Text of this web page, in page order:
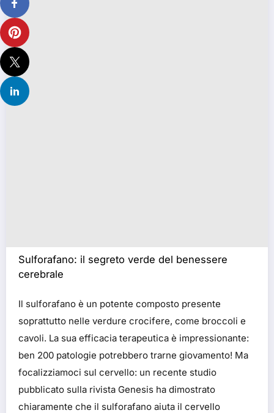
Sulforafano: il segreto verde del benessere
cerebrale
Il sulforafano è un potente composto presente
soprattutto nelle verdure crocifere, come broccoli e
cavoli. La sua efficacia terapeutica è impressionante:
ben 200 patologie potrebbero trarne giovamento! Ma
focalizziamoci sul cervello: un recente studio
pubblicato sulla rivista Genesis ha dimostrato
chiaramente che il sulforafano aiuta il cervello